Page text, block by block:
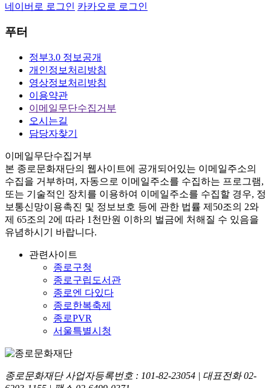
네이버로 로그인 카카오로 로그인
푸터
정부3.0 정보공개
개인정보처리방침
영상정보처리방침
이용약관
이메일무단수집거부
오시는길
담당자찾기
이메일무단수집거부
본 종로문화재단의 웹사이트에 공개되어있는 이메일주소의
수집을 거부하며, 자동으로 이메일주소를 수집하는 프로그램,
또는 기술적인 장치를 이용하여 이메일주소를 수집할 경우, 정
보통신망이용촉진 및 정보보호 등에 관한 법률 제50조의 2와
제 65조의 2에 따라 1천만원 이하의 벌금에 처해질 수 있음을
유념하시기 바랍니다.
관련사이트
종로구청
종로구립도서관
종로엔 다있다
종로한복축제
종로PVR
서울특별시청
종로문화재단 사업자등록번호 : 101-82-23054 | 대표전화02-